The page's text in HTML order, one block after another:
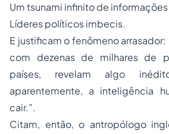
Um tsunami infinito de
Líderes políticos imbecis.
E justificam o fenômeno arrasador:
com dezenas de milhares de
países, revelam algo
aparentemente, a inteligência
cair.”.
Citam, então, o antropólogo